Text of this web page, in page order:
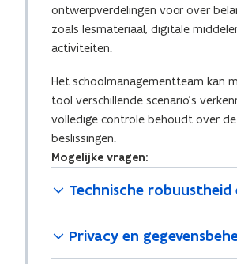
ontwerpverdelingen voor over
zoals lesmateriaal, digitale
activiteiten.
Het schoolmanagementteam kan
tool verschillende scenario’s
volledige controle behoudt over
beslissingen.
Mogelijke vragen:
Technische robuustheid
Privacy en